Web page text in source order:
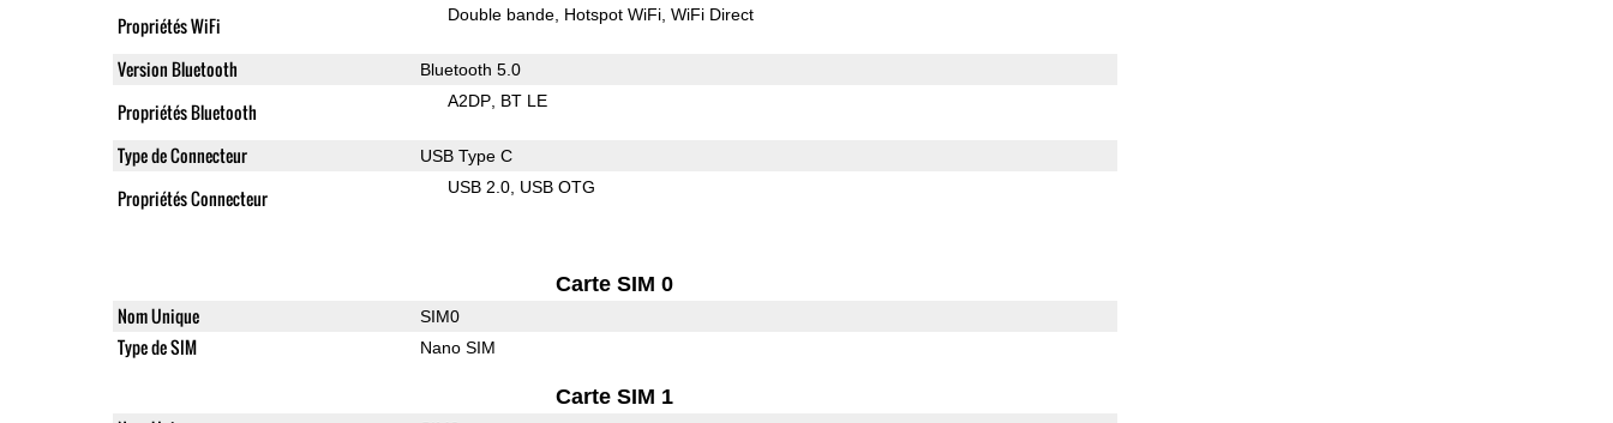
Propriétés WiFi Double bande Hotspot WiFi WiFi Direct
Version Bluetooth Bluetooth 5.0
Propriétés Bluetooth A2DP BT LE
Type de Connecteur USB Type C
Propriétés Connecteur USB 2.0 USB OTG
Carte SIM 0
Nom Unique SIM0
Type de SIM Nano SIM
Carte SIM 1